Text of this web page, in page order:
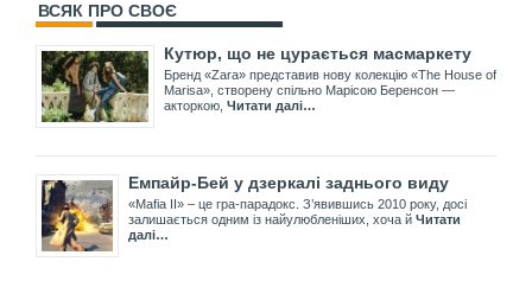
ВСЯК ПРО СВОЄ
Кутюр, що не цурається масмаркету
Бренд «Zara» представив нову колекцію «The House of
Marisa», створену спільно Марісою Беренсон —
акторкою, Читати далі…
Емпайр-Бей у дзеркалі заднього виду
«Mafia II» – це гра-парадокс. З’явившись 2010 року, досі
залишається одним із найулюбленіших, хоча й Читати
далі…